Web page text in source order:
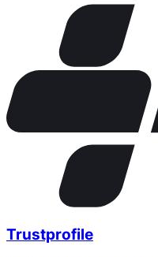
Trustprofile